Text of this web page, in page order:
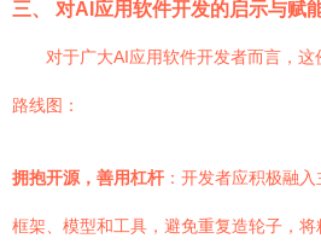
三、 对AI应用软件开发的启示与赋
对于广大AI应用软件开发者而言，
路线图：
拥抱开源，善用杠杆 ：开发者应积极融
框架、模型和工具，避免重复造轮子，